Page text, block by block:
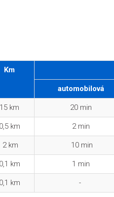
Km
automobilová
15 km 20 min
0,5 km 2 min
2 km 10 min
0,1 km 1 min
0,1 km -